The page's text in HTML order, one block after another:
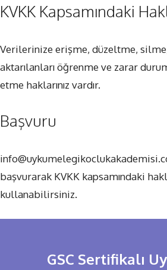
KVKK Kapsamındaki
Verilerinize erişme, düzeltme,
aktarılanları öğrenme ve zarar
etme haklarınız vardır.
Başvuru
başvurarak KVKK kapsamındaki
kullanabilirsiniz.
GSC Sertifikalı